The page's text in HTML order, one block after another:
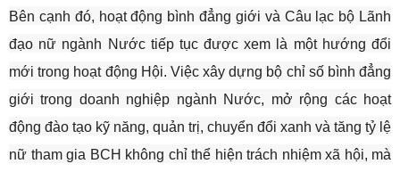
Bên cạnh đó, hoạt động bình đẳng giới và Câu lạc bộ Lãnh
đạo nữ ngành Nước tiếp tục được xem là một hướng đổi
mới trong hoạt động Hội. Việc xây dựng bộ chỉ số bình đẳng
giới trong doanh nghiệp ngành Nước, mở rộng các hoạt
động đào tạo kỹ năng, quản trị, chuyển đổi xanh và tăng tỷ lệ
nữ tham gia BCH không chỉ thể hiện trách nhiệm xã hội, mà